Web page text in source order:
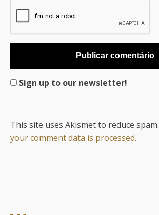
Sign up to our newsletter!
This site uses Akismet to reduce spam.
your comment data is processed.